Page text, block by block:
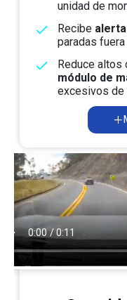
unidad de
Recibe
paradas
Reduce
módulo de
excesivos